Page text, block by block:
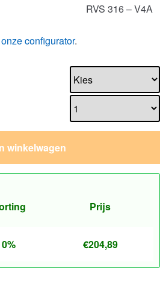
RVS 316 – V4A
configurator.
winkelwagen
Prijs
0% €204,89